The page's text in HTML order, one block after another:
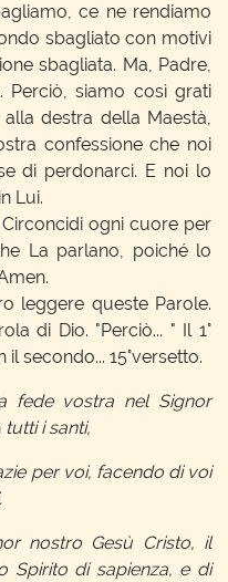
ce ne rendiamo
sbagliato con motivi
sbagliata. Ma, Padre,
Perciò, siamo così grati
destra della Maestà,
confessione che noi
di perdonarci. E noi lo
Lui.
ogni cuore per
La parlano, poiché lo
leggere queste Parole.
di Dio. "Perciò... " Il 1°
secondo... 15°versetto.
fede vostra nel Signor
tutti i santi,
per voi, facendo di voi
nostro Gesù Cristo, il
Spirito di sapienza, e di